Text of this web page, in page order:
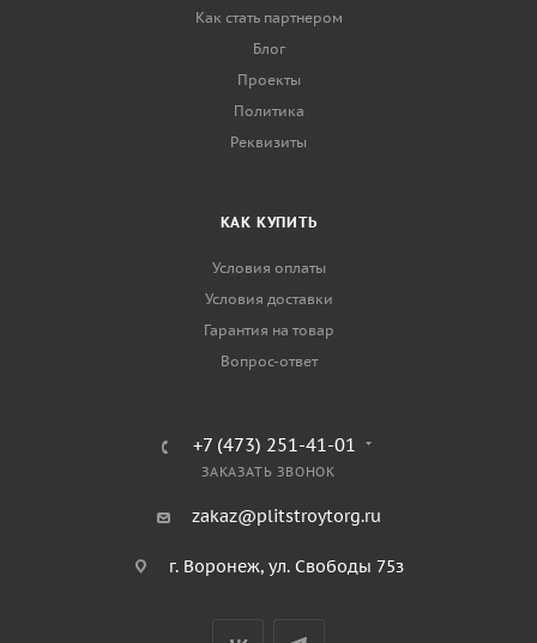
Как стать партнером
Блог
Проекты
Политика
Реквизиты
КАК КУПИТЬ
Условия оплаты
Условия доставки
Гарантия на товар
Вопрос-ответ
+7 (473) 251-41-01
ЗАКАЗАТЬ ЗВОНОК
zakaz@plitstroytorg.ru
г. Воронеж, ул. Свободы 75з